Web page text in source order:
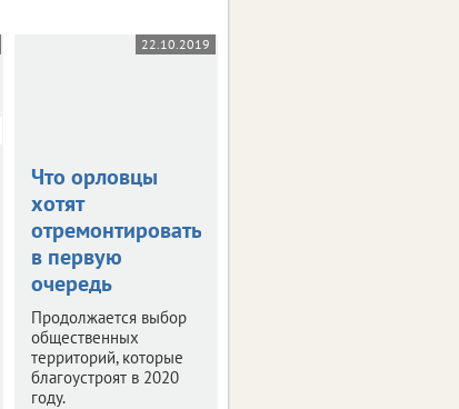
22.10.2019
Что орловцы
хотят
отремонтировать
в первую
очередь
Продолжается выбор
общественных
территорий, которые
благоустроят в 2020
году.